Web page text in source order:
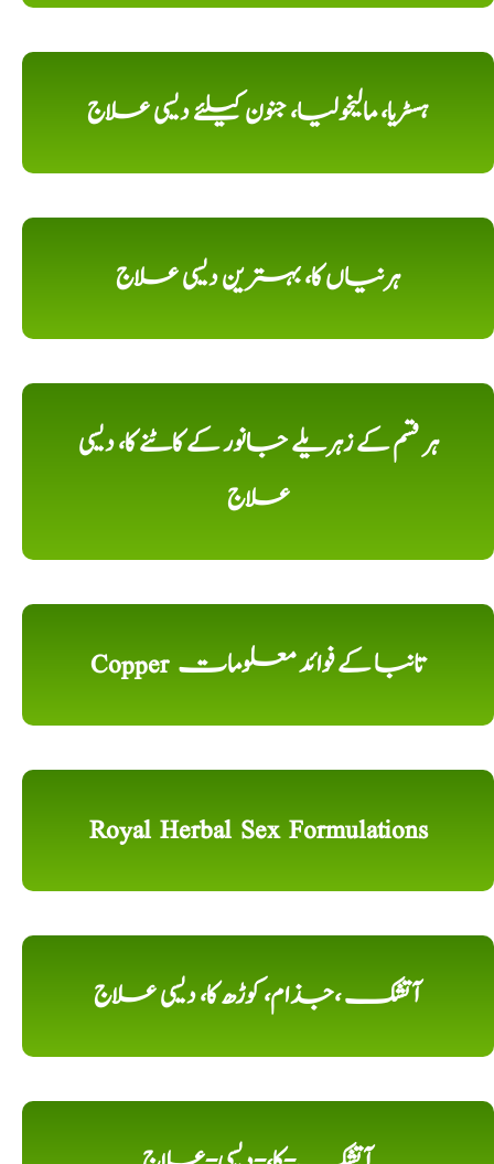
ہسٹریا، مالیخولیا، جنون کیلئے دیسی علاج
ہرنیاں کا، بہترین دیسی علاج
ہر قسم کے زہریلے جانور کے کاٹنے کا، دیسی
علاج
Copper تانبا کے فوائد معلومات
Royal Herbal Sex Formulations
آتشک ،جذام، کوڑھ کا، دیسی علاج